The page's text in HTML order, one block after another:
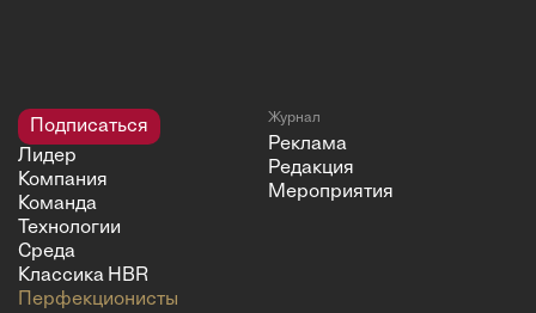
Подписаться
Лидер
Компания
Команда
Технологии
Среда
Классика HBR
Перфекционисты
Журнал
Реклама
Редакция
Мероприятия